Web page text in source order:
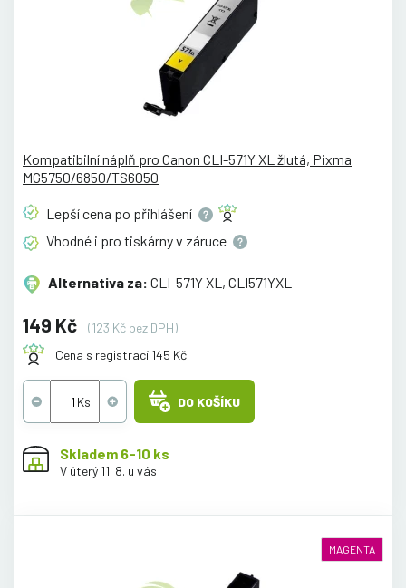
Kompatibilní náplň pro Canon CLI-571Y XL žlutá, Pixma
MG5750/6850/TS6050
Lepší cena po přihlášení
Vhodné i pro tiskárny v záruce
Alternativa za: CLI-571Y XL, CLI571YXL
149 Kč
(123 Kč bez DPH)
Cena s registrací 145 Kč
DO KOŠÍKU
Skladem 6-10 ks
V úterý 11. 8. u vás
MAGENTA